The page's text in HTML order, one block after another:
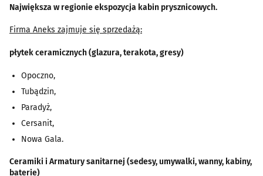
Największa w regionie ekspozycja kabin prysznicowych.
Firma Aneks zajmuje się sprzedażą:
płytek ceramicznych (glazura, terakota, gresy)
Opoczno,
Tubądzin,
Paradyż,
Cersanit,
Nowa Gala.
Ceramiki i Armatury sanitarnej (sedesy, umywalki, wanny, kabiny,
baterie)